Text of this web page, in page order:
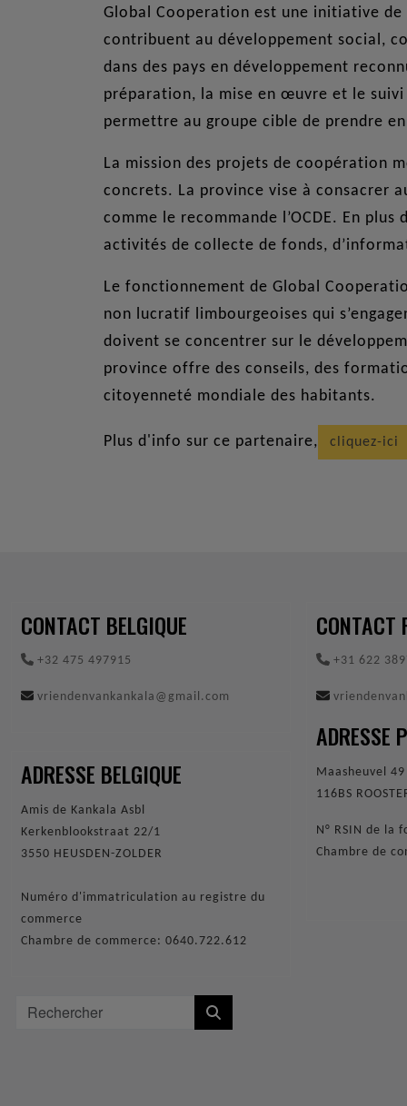
Global Cooperation est une initiative
contribuent au développement social,
dans des pays en développement
préparation, la mise en œuvre et le
permettre au groupe cible de prendre
La mission des projets de coopération
concrets. La province vise à consacrer
comme le recommande l’OCDE. En
activités de collecte de fonds,
Le fonctionnement de Global
non lucratif limbourgeoises qui
doivent se concentrer sur le
province offre des conseils, des
citoyenneté mondiale des habitants.
Plus d'info sur ce partenaire, cliquez-ici
CONTACT BELGIQUE
+32 475 497915
vriendenvankankala@gmail.com
ADRESSE BELGIQUE
Amis de Kankala Asbl
Kerkenblookstraat 22/1
3550 HEUSDEN-ZOLDER
Numéro d'immatriculation au registre du
commerce
Chambre de commerce: 0640.722.612
CONTACT
+31 622
ADRESSE
Maasheuvel 49
116BS
N° RSIN de la
Chambre de